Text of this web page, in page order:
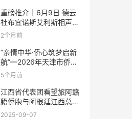
重磅推介｜6月9日 德云
社布宜诺斯艾利斯相声专
场！国风曲艺邂逅南美风
结！
2个月前
“亲情中华·侨心筑梦启新
航”—2026年天津市侨界
新春联谊活动成功举办
5个月前
江西省代表团看望旅阿赣
籍侨胞与阿根廷江西总商
会座谈
2025-09-07